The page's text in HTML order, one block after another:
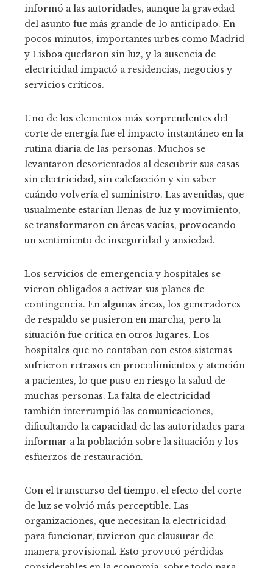
informó a las autoridades, aunque la gravedad
del asunto fue más grande de lo anticipado. En
pocos minutos, importantes urbes como Madrid
y Lisboa quedaron sin luz, y la ausencia de
electricidad impactó a residencias, negocios y
servicios críticos.
Uno de los elementos más sorprendentes del
corte de energía fue el impacto instantáneo en la
rutina diaria de las personas. Muchos se
levantaron desorientados al descubrir sus casas
sin electricidad, sin calefacción y sin saber
cuándo volvería el suministro. Las avenidas, que
usualmente estarían llenas de luz y movimiento,
se transformaron en áreas vacías, provocando
un sentimiento de inseguridad y ansiedad.
Los servicios de emergencia y hospitales se
vieron obligados a activar sus planes de
contingencia. En algunas áreas, los generadores
de respaldo se pusieron en marcha, pero la
situación fue crítica en otros lugares. Los
hospitales que no contaban con estos sistemas
sufrieron retrasos en procedimientos y atención
a pacientes, lo que puso en riesgo la salud de
muchas personas. La falta de electricidad
también interrumpió las comunicaciones,
dificultando la capacidad de las autoridades para
informar a la población sobre la situación y los
esfuerzos de restauración.
Con el transcurso del tiempo, el efecto del corte
de luz se volvió más perceptible. Las
organizaciones, que necesitan la electricidad
para funcionar, tuvieron que clausurar de
manera provisional. Esto provocó pérdidas